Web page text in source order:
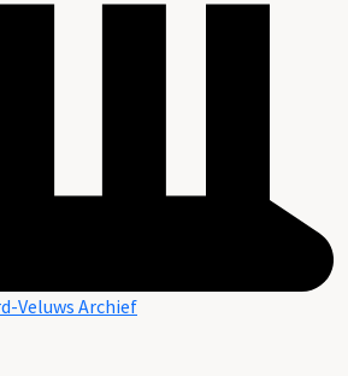
Veluws Archief